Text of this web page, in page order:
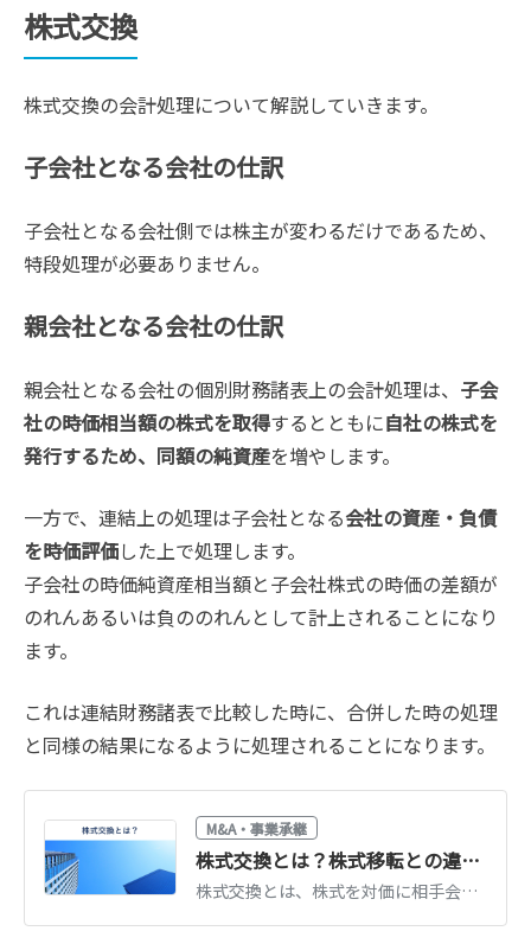
株式交換
株式交換の会計処理について解説していきます。
子会社となる会社の仕訳
子会社となる会社側では株主が変わるだけであるため、
特段処理が必要ありません。
親会社となる会社の仕訳
親会社となる会社の個別財務諸表上の会計処理は、 子会
社の時価相当額の株式を取得するとともに自社の株式を
発行するため、同額の純資産を増やします。
一方で、連結上の処理は子会社となる会社の資産・負債
を時価評価した上で処理します。
子会社の時価純資産相当額と子会社株式の時価の差額が
のれんあるいは負ののれんとして計上されることになり
ます。
これは連結財務諸表で比較した時に、合併した時の処理
と同様の結果になるように処理されることになります。
M&A・事業承継
株式交換とは？株式移転との違い・メリット・手続きを図解でわかりやすく解説【事例付き】
株式交換とは、株式を対価に相手会社を完全子会社化する組織再編手法です。株式移転との違い、メリット・デメリット、手続きの流れを図解と事例で解説します。